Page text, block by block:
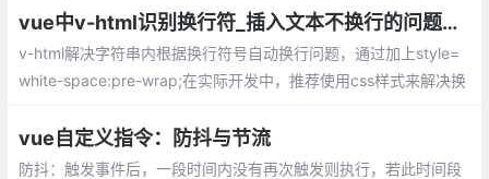
令、v-on 指令、v-model 指令、v-once 指
令、v-cloak指令、v-pre指令
vue中v-html识别换行符_插入文本不换行的问题解决总汇
v-html解决字符串内根据换行符号自动换行问题，通过加上style=
white-space:pre-wrap;在实际开发中，推荐使用css样式来解决换
vue自定义指令：防抖与节流
防抖：触发事件后，一段时间内没有再次触发则执行，若此时间段